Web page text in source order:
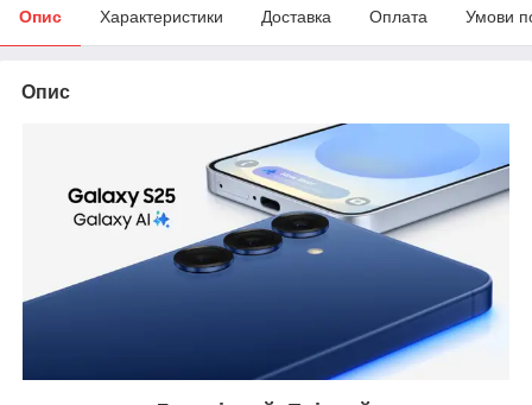
Опис Характеристики Доставка Оплата Умови
Опис